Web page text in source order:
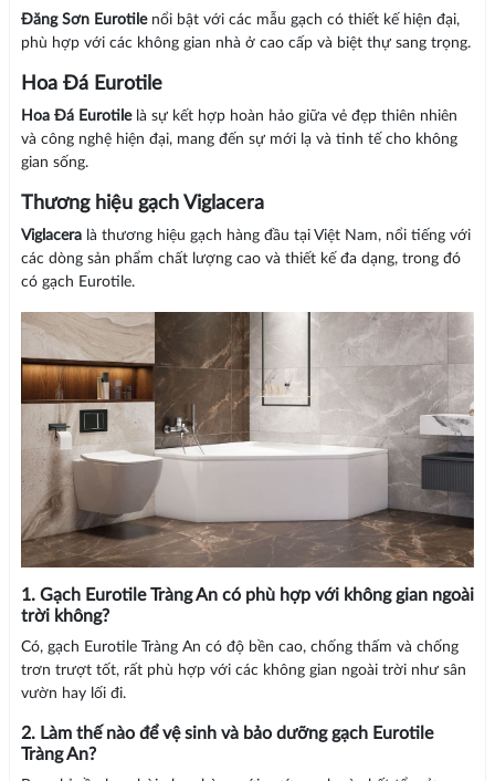
Đăng Sơn Eurotilenổi bật với các mẫu gạch có thiết kế hiện đại,
phù hợp với các không gian nhà ở cao cấp và biệt thự sang trọng.
Hoa Đá Eurotile
Hoa Đá Eurotilelà sự kết hợp hoàn hảo giữa vẻ đẹp thiên nhiên
và công nghệ hiện đại, mang đến sự mới lạ và tinh tế cho không
gian sống.
Thương hiệu gạch Viglacera
Viglaceralà thương hiệu gạch hàng đầu tại Việt Nam, nổi tiếng với
các dòng sản phẩm chất lượng cao và thiết kế đa dạng, trong đó
có gạch Eurotile.
1. Gạch Eurotile Tràng An có phù hợp với không gian ngoài
trời không?
Có, gạch Eurotile Tràng An có độ bền cao, chống thấm và chống
trơn trượt tốt, rất phù hợp với các không gian ngoài trời như sân
vườn hay lối đi.
2. Làm thế nào để vệ sinh và bảo dưỡng gạch Eurotile
Tràng An?